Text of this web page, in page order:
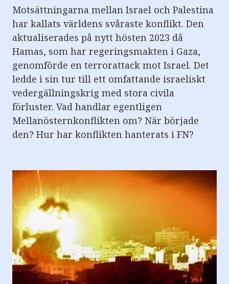
Motsättningarna mellan Israel och Palestina
har kallats världens svåraste konflikt. Den
aktualiserades på nytt hösten 2023 då
Hamas, som har regeringsmakten i Gaza,
genomförde en terrorattack mot Israel. Det
ledde i sin tur till ett omfattande israeliskt
vedergällningskrig med stora civila
förluster. Vad handlar egentligen
Mellanösternkonflikten om? När började
den? Hur har konflikten hanterats i FN?